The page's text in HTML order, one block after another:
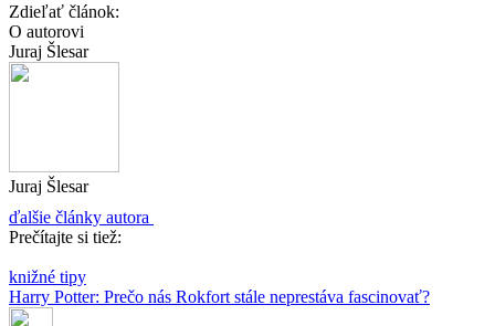
Zdieľať článok:
O autorovi
Juraj Šlesar
Juraj Šlesar
ďalšie články autora
Prečítajte si tiež:
knižné tipy
Harry Potter: Prečo nás Rokfort stále neprestáva fascinovať?